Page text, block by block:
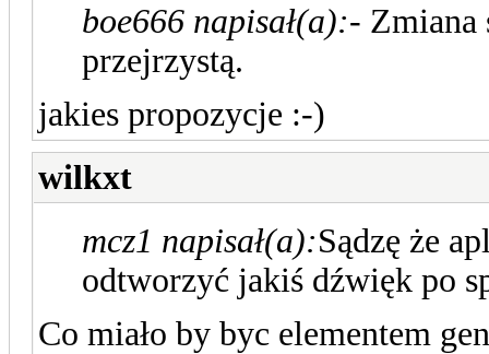
boe666 napisał(a):- Zmiana
przejrzystą.
jakies propozycje :-)
wilkxt
mcz1 napisał(a):Sądzę że
odtworzyć jakiś dźwięk po
Co miało by byc elementem